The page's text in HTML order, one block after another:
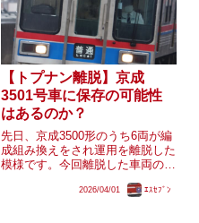
【トプナン離脱】京成
3501号車に保存の可能性
はあるのか？
先日、京成3500形のうち6両が編
成組み換えをされ運用を離脱した
模様です。今回離脱した車両の中
る3502-3501号車ユニットも含ま
2026/04/01 ｴｽｾﾌﾞﾝ